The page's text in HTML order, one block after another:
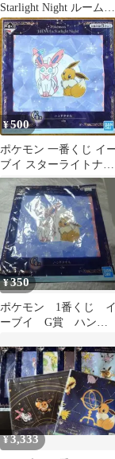
Starlight Night ルームラ
イト
¥500
ポケモン 一番くじ イ
ブイ スターライトナイ
ト タオル イーブイ&ニ
ンフィア
¥350
ポケモン 1番くじ イ
ーブイ G賞 ハンド
¥3,333